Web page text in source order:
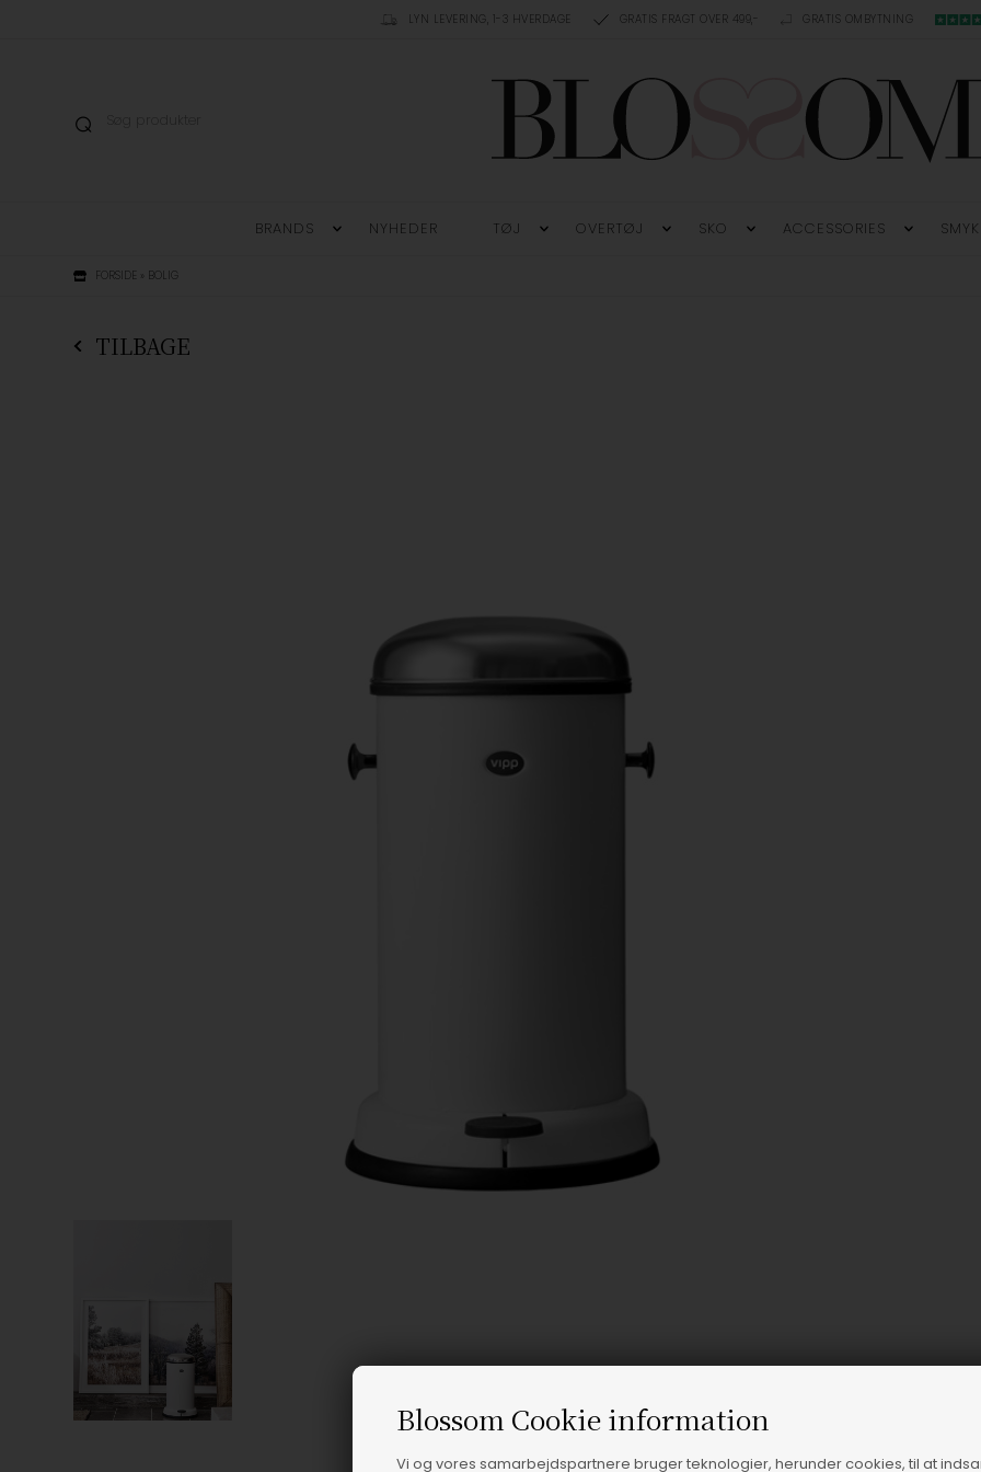
Blossom Cookie information
Vi og vores samarbejdspartnere bruger teknologier, herunder cookies, til at
LYN LEVERING, 1-3 HVERDAGE GRATIS FRAGT OVER 499,- GRATIS OMBYTNING
BRANDS NYHEDER TØJ OVERTØJ SKO ACCESSORIES
FORSIDE » BOLIG
TILBAGE